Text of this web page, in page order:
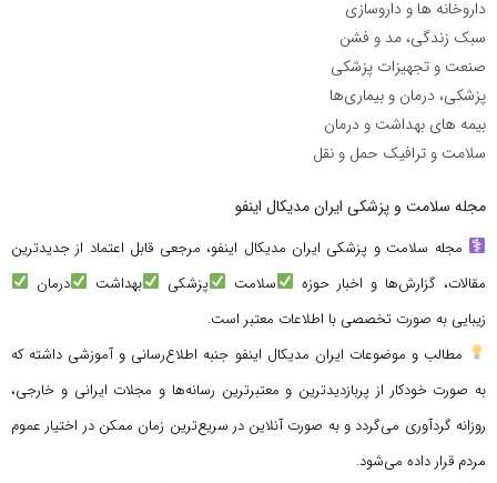
داروخانه ها و داروسازی
سبک زندگی، مد و فشن
صنعت و تجهیزات پزشکی
پزشکی، درمان و بیماری‌ها
بیمه های بهداشت و درمان
سلامت و ترافیک حمل و نقل
مجله سلامت و پزشکی ایران مدیکال اینفو
مجله سلامت و پزشکی ایران مدیکال اینفو، مرجعی قابل اعتماد از جدیدترین
مقالات، گزارش‌ها و اخبار حوزه
سلامت پزشکی بهداشت
درمان
زیبایی به صورت تخصصی با اطلاعات معتبر است.
مطالب و موضوعات ایران مدیکال اینفو جنبه اطلاع‌رسانی و آموزشی داشته که
به صورت خودکار از پربازدیدترین و معتبرترین رسانه‌ها و مجلات ایرانی و خارجی،
روزانه گردآوری می‌گردد و به صورت آنلاین در سریع‌ترین زمان ممکن در اختیار عموم
مردم قرار داده می‌شود.